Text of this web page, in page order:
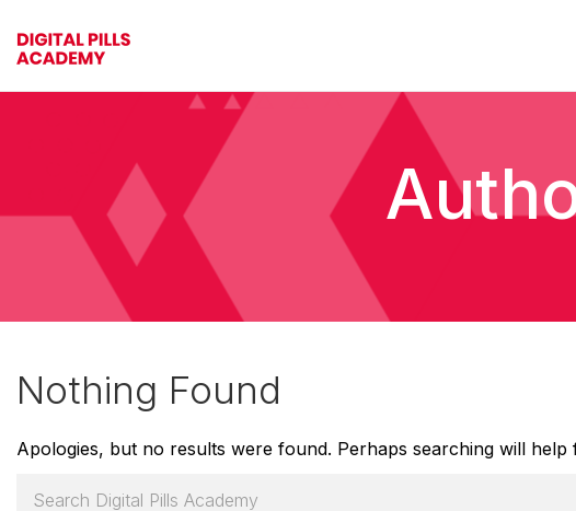
Nothing Found
Apologies, but no results were found. Perhaps searching will help